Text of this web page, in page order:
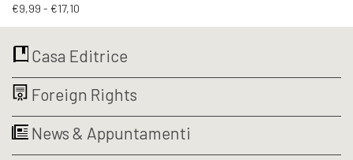
€9,99 - €17,10
da
€17,10
Casa Editrice
Foreign Rights
News & Appuntamenti